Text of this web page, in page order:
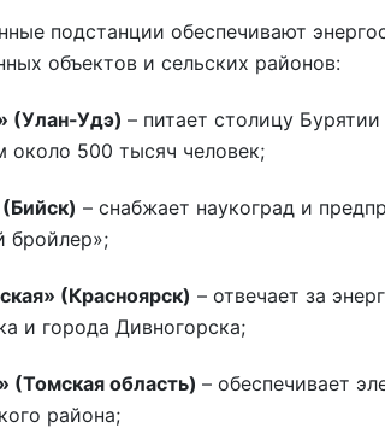
подстанции обеспечивают
объектов и сельских районов:
(Улан-Удэ) – питает столицу
около 500 тысяч человек;
– снабжает наукоград и
бройлер»;
(Красноярск) – отвечает за
и города Дивногорска;
(Томская область) – обеспечивает
района;